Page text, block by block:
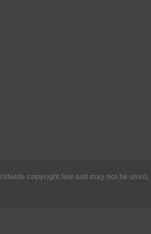
copyright law and may not be